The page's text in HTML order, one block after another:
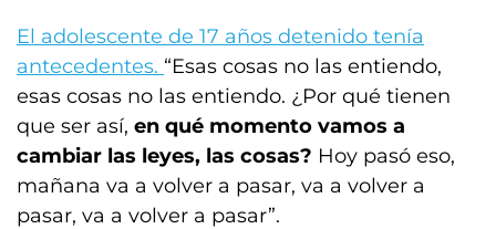
El adolescente de 17 años detenido tenía
antecedentes. “Esas cosas no las entiendo,
esas cosas no las entiendo. ¿Por qué tienen
que ser así, en qué momento vamos a
cambiar las leyes, las cosas? Hoy pasó eso,
mañana va a volver a pasar, va a volver a
pasar, va a volver a pasar”.